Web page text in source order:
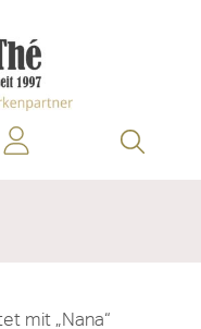
mit „Nana“